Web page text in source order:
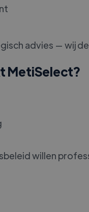
advies — wij
MetiSelect?
willen